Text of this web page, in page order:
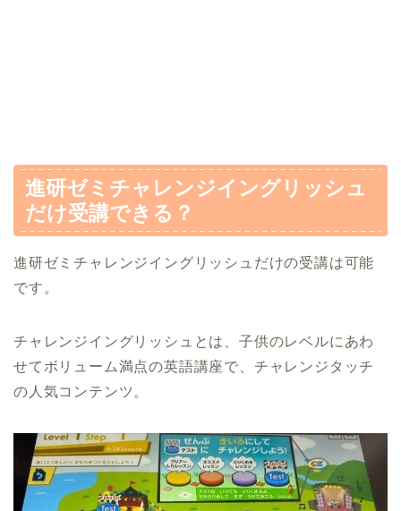
進研ゼミチャレンジイングリッシュ
だけ受講できる？
進研ゼミチャレンジイングリッシュだけの受講は可能
です。
チャレンジイングリッシュとは、子供のレベルにあわ
せてボリューム満点の英語講座で、チャレンジタッチ
の人気コンテンツ。